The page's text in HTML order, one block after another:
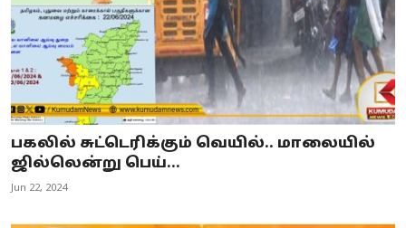
பகலில் சுட்டெரிக்கும் வெயில்.. மாலையில்
ஜில்லென்று பெய்...
Jun 22, 2024